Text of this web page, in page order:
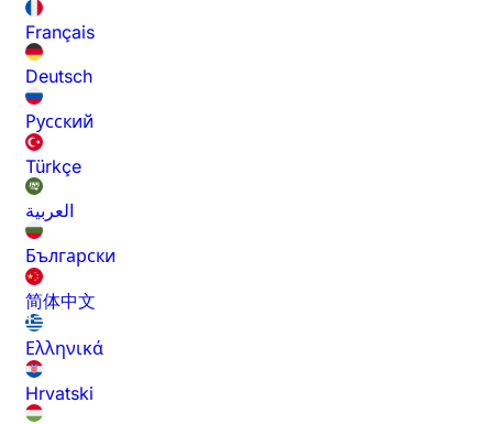
Français
Deutsch
Русский
Türkçe
العربية
Български
简体中文
Ελληνικά
Hrvatski